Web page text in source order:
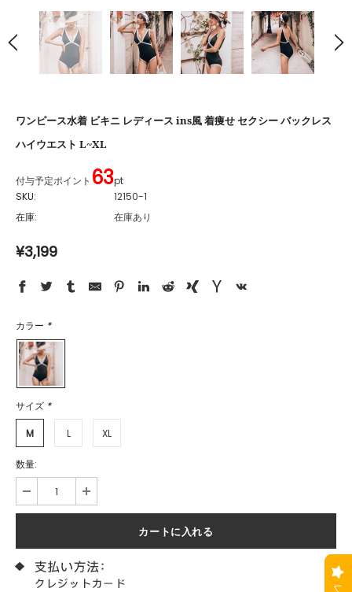
ワンピース水着 ビキニ レディース ins風 着痩せ セクシー バックレス
ハイウエスト L~XL
付与予定ポイント 63pt
SKU:
12150-1
在庫:
在庫あり
¥3,199
カラー *
サイズ *
M L XL
数量: